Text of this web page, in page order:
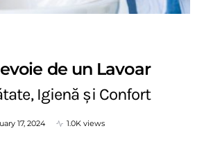
de un Lavoar
Igienă și Confort
17, 2024
1.0K views